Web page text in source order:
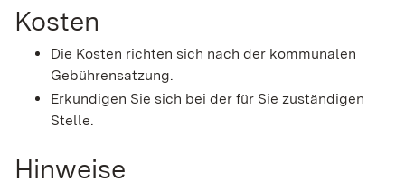
Kosten
Die Kosten richten sich nach der kommunalen
Gebührensatzung.
Erkundigen Sie sich bei der für Sie zuständigen
Stelle.
Hinweise